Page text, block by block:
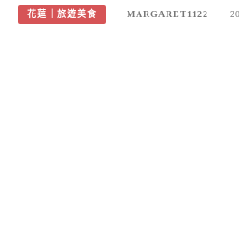
花蓮｜旅遊美食 MARGARET1122